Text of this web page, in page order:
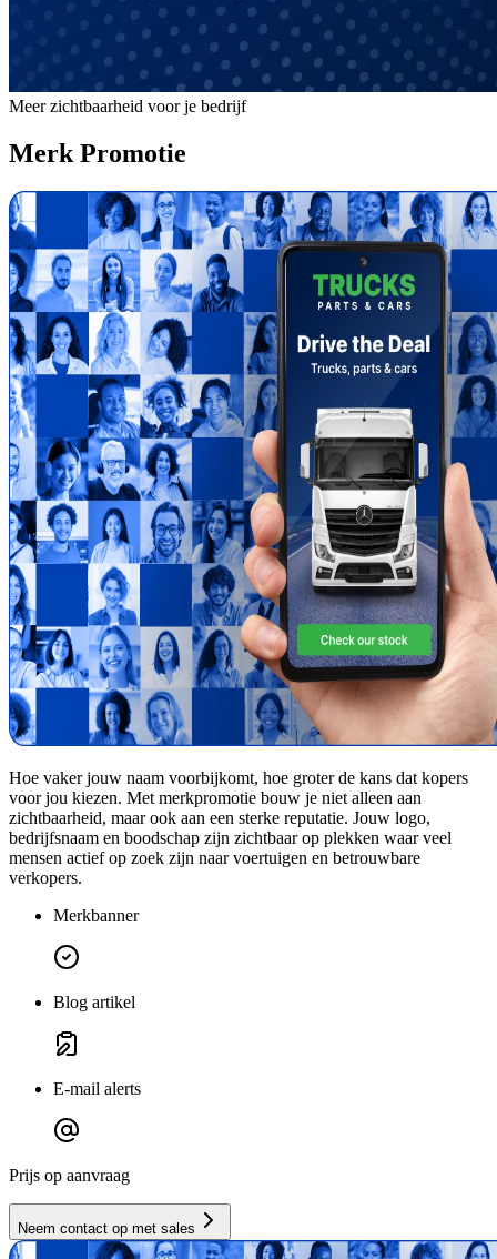
Meer zichtbaarheid voor je bedrijf
Merk Promotie
Hoe vaker jouw naam voorbijkomt, hoe groter de kans dat kopers
voor jou kiezen. Met merkpromotie bouw je niet alleen aan
zichtbaarheid, maar ook aan een sterke reputatie. Jouw logo,
bedrijfsnaam en boodschap zijn zichtbaar op plekken waar veel
mensen actief op zoek zijn naar voertuigen en betrouwbare
verkopers.
Merkbanner
Blog artikel
E-mail alerts
Prijs op aanvraag
Neem contact op met sales